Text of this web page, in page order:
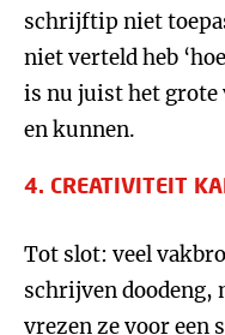
schrijftip niet
niet verteld heb
is nu juist het grote
en kunnen.
4. CREATIVITEIT
Tot slot: veel
schrijven doodeng,
vrezen ze voor